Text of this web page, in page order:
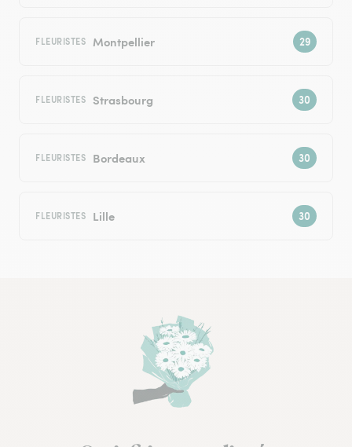
FLEURISTES Montpellier
FLEURISTES Strasbourg
FLEURISTES Bordeaux
FLEURISTES Lille